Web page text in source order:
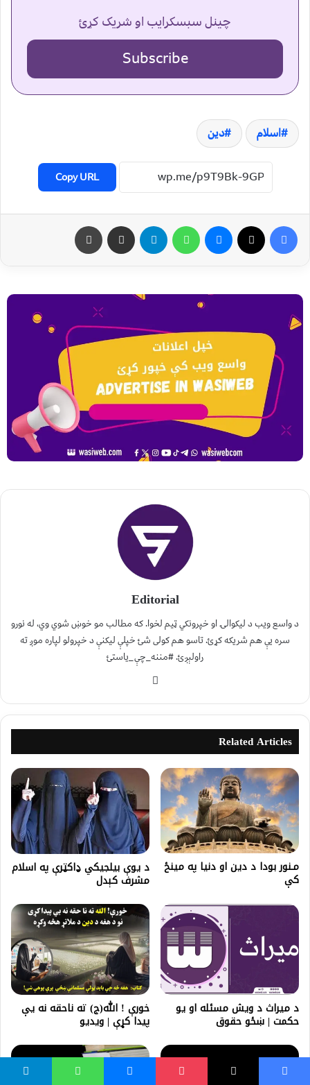
چینل سبسکرایب او شریک کړئ
Subscribe
اسلام دین
Copy URL
Editorial
د واسع ویب د لیکوالۍ او خپرونکي ټیم لخوا. که مطالب مو خوښ شوي وي، له نورو
سره یې هم شریکه کړئ. تاسو هم کولی شئ خپلې لیکنې د خپرولو لپاره موږ ته
راولېږئ. #مننه_چې_یاستئ
Related Articles
مـنور بودا د دین او دنیا په مینځ
کې
د یوې بیلجیکي ډاکټرې په اسلام
مشرف کېدل
د ميراث د ویش مسئله او یو
حکمت | ښځو حقوق
خورې ! الله(ج) ته ناحقه نه یې
پیدا کړې | ويديو